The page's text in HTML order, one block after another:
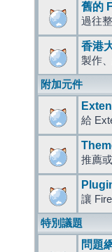
舊的
過往
香港
製作
附加元件
給
推薦
讓
特別議題
問題